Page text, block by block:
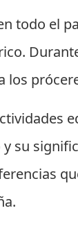
todo el
los
su